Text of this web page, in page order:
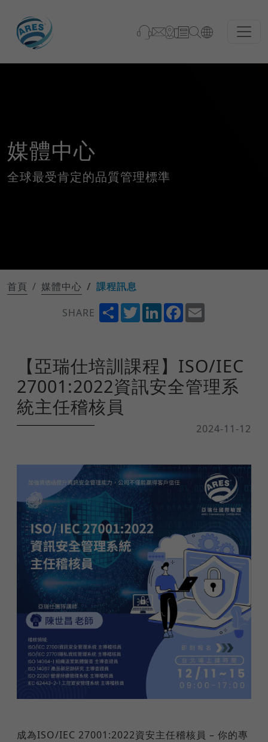
媒體中心
全球最受肯定的品質管理標準
首頁 媒體中心
課程訊息
SHARE
ShareTwitterLinkedInFacebook
【亞瑞仕培訓課程】ISO/IEC
27001:2022資訊安全管理系
統主任稽核員
2024-11-12
成為ISO/IEC 27001:2022資安主任稽核員 – 你的專